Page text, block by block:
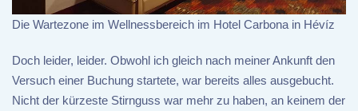
Die Wartezone im Wellnessbereich im Hotel Carbona in Hévíz
Doch leider, leider. Obwohl ich gleich nach meiner Ankunft den
Versuch einer Buchung startete, war bereits alles ausgebucht.
Nicht der kürzeste Stirnguss war mehr zu haben, an keinem der